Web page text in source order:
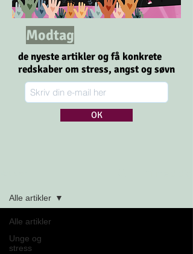
Modtag
de nyeste artikler og få konkrete
redskaber om stress, angst og søvn
OK
Alle artikler
Unge og
stress
Alle artikler